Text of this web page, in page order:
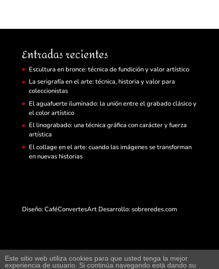
Entradas recientes
Escultura en bronce: técnica de fundición y valor artístico
La serigrafía en el arte: técnica, historia y valor para
coleccionistas
El aguafuerte iluminado: la unión entre el grabado clásico y
el color artístico
El linograbado: una técnica gráfica con carácter y fuerza
artística
El collage en el arte: cuando las imágenes se transforman
en nuevas historias
Diseño: CaféConvertesArt Desarrollo:sobreredes.com
Este sitio web utiliza cookies para que usted tenga la mejor
experiencia de usuario. Si continúa navegando está dando su